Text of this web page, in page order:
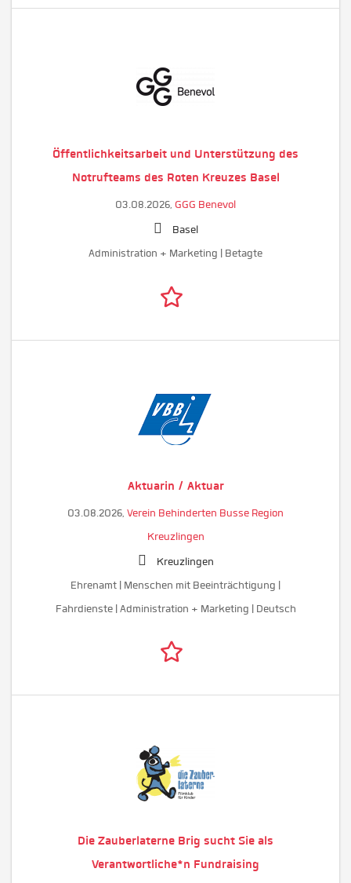
Öffentlichkeitsarbeit und Unterstützung des
Notrufteams des Roten Kreuzes Basel
03.08.2026, GGG Benevol
Basel
Administration + Marketing | Betagte
Aktuarin / Aktuar
03.08.2026, Verein Behinderten Busse Region
Kreuzlingen
Kreuzlingen
Ehrenamt | Menschen mit Beeinträchtigung |
Fahrdienste | Administration + Marketing | Deutsch
Die Zauberlaterne Brig sucht Sie als
Verantwortliche*n Fundraising